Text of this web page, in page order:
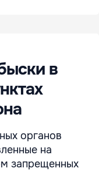
в
органов
на
запрещенных